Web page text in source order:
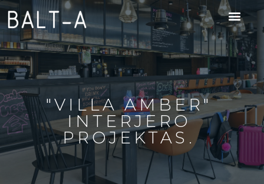
"VILLA AMBER"
INTERJERO
PROJEKTAS.